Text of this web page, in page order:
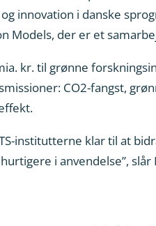
innovation i danske
Models, der er et
kr. til grønne
CO2-fangst,
institutterne klar til at
i anvendelse”,